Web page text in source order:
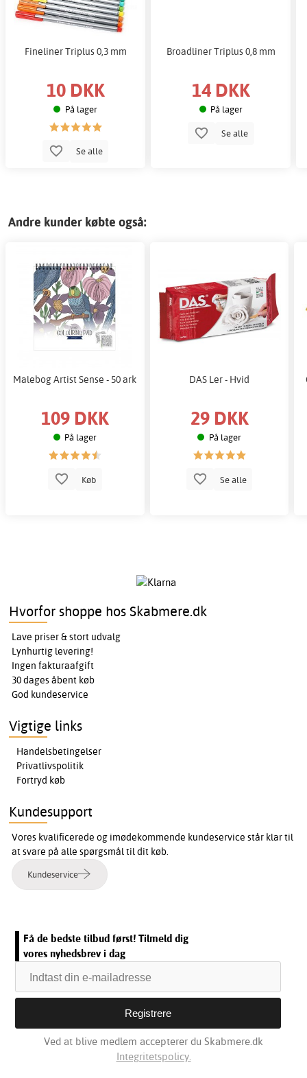
Fineliner Triplus 0,3 mm
10 DKK
På lager
Se alle
Broadliner Triplus 0,8 mm
14 DKK
På lager
Se alle
Andre kunder købte også:
Malebog Artist Sense - 50 ark
109 DKK
På lager
Køb
DAS Ler - Hvid
29 DKK
På lager
Se alle
Hvorfor shoppe hos Skabmere.dk
Lave priser & stort udvalg
Lynhurtig levering!
Ingen fakturaafgift
30 dages åbent køb
God kundeservice
Vigtige links
Handelsbetingelser
Privatlivspolitik
Fortryd køb
Kundesupport
Vores kvalificerede og imødekommende kundeservice står klar til
at svare på alle spørgsmål til dit køb.
Kundeservice
Få de bedste tilbud først! Tilmeld dig
vores nyhedsbrev i dag
Ved at blive medlem accepterer du Skabmere.dk
Integritetspolicy.